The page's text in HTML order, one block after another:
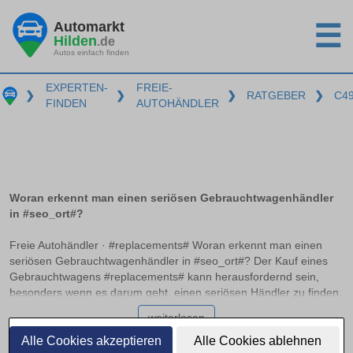
Alle Cookies akzeptieren Alle Cookies ablehnen
Automarkt
Hilden.de
Autos einfach finden ☰
❯
EXPERTEN-
FINDEN
❯
FREIE-
AUTOHÄNDLER
❯ RATGEBER ❯
Woran erkennt man einen seriösen Gebrauchtwagenhändler
in #seo_ort#?
Freie Autohändler · #replacements# Woran erkennt man einen
seriösen Gebrauchtwagenhändler in #seo_ort#? Der Kauf eines
Gebrauchtwagens #replacements# kann herausfordernd sein,
besonders wenn es darum geht, einen seriösen Händler zu finden.
Professionelle Autohändler zeichnen sich durch bestimmte
Merkmale aus, die auf einen zuverlässigen Betrieb hinweisen. In
diesem Ratgeber erfahren Sie, worauf Sie achten sollten, welche
weiterlesen